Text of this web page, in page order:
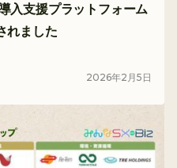
入支援プラットフォーム
れました
2026年2 月5 日